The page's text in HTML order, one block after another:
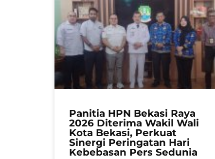
Panitia HPN Bekasi Raya
2026 Diterima Wakil Wali
Kota Bekasi, Perkuat
Sinergi Peringatan Hari
Kebebasan Pers Sedunia